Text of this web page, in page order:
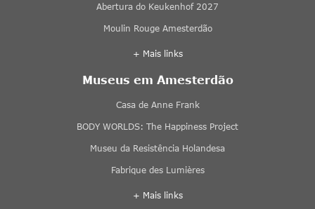
Abertura do Keukenhof 2027
Moulin Rouge Amesterdão
+ Mais links
Museus em Amesterdão
Casa de Anne Frank
BODY WORLDS: The Happiness Project
Museu da Resistência Holandesa
Fabrique des Lumières
+ Mais links